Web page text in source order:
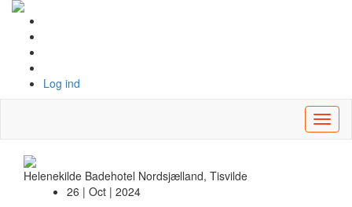
Log ind
Helenekilde Badehotel Nordsjælland, Tisvilde
26 | Oct | 2024